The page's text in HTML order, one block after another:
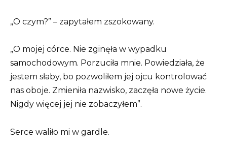
„O czym?” – zapytałem zszokowany.
„O mojej córce. Nie zginęła w wypadku
samochodowym. Porzuciła mnie. Powiedziała, że ​​
jestem słaby, bo pozwoliłem jej ojcu kontrolować
nas oboje. Zmieniła nazwisko, zaczęła nowe życie.
Nigdy więcej jej nie zobaczyłem”.
Serce waliło mi w gardle.